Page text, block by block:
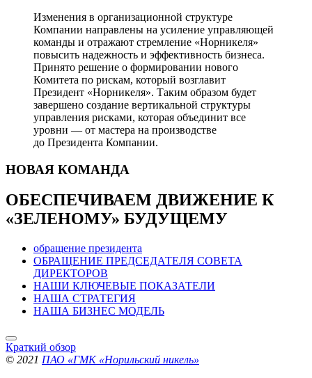
Изменения в организационной структуре
Компании направлены на усиление управляющей
команды и отражают стремление «Норникеля»
повысить надежность и эффективность бизнеса.
Принято решение о формировании нового
Комитета по рискам, который возглавит
Президент «Норникеля». Таким образом будет
завершено создание вертикальной структуры
управления рисками, которая объединит все
уровни — от мастера на производстве
до Президента Компании.
НОВАЯ КОМАНДА
ОБЕСПЕЧИВАЕМ ДВИЖЕНИЕ К
«ЗЕЛЕНОМУ» БУДУЩЕМУ
обращение президента
ОБРАЩЕНИЕ ПРЕДСЕДАТЕЛЯ СОВЕТА
ДИРЕКТОРОВ
НАШИ КЛЮЧЕВЫЕ ПОКАЗАТЕЛИ
НАША СТРАТЕГИЯ
НАША БИЗНЕС МОДЕЛЬ
Краткий обзор
© 2021 ПАО «ГМК «Норильский никель»